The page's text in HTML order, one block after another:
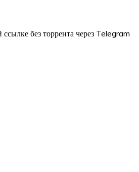
без торрента через Telegram